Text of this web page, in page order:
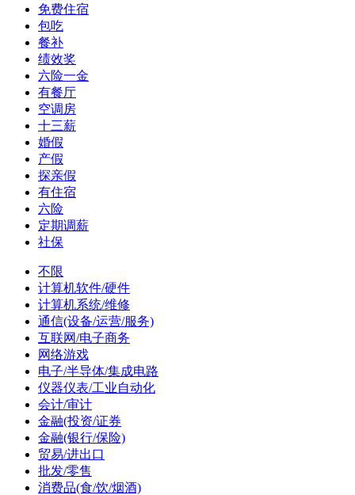
免费住宿
包吃
餐补
绩效奖
六险一金
有餐厅
空调房
十三薪
婚假
产假
探亲假
有住宿
六险
定期调薪
社保
不限
计算机软件/硬件
计算机系统/维修
通信(设备/运营/服务)
互联网/电子商务
网络游戏
电子/半导体/集成电路
仪器仪表/工业自动化
会计/审计
金融(投资/证券
金融(银行/保险)
贸易/进出口
批发/零售
消费品(食/饮/烟酒)